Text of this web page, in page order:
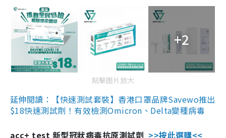
+2
點擊圖片放大
延伸閱讀：【快速測試套裝】香港口罩品牌Savewo推出
$18快速測試劑！有效檢測Omicron、Delta變種病毒
acc+ test 新型冠狀病毒抗原測試劑 >>按此選購<<